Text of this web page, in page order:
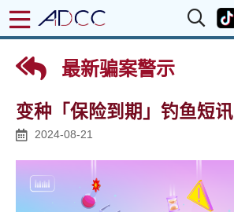
最新骗案警示
变种「保险到期」钓鱼短讯
2024-08-21